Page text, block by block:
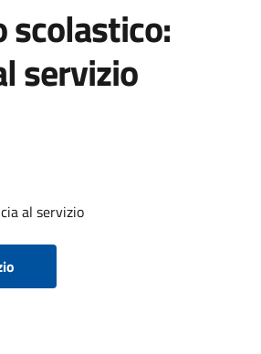
scolastico:
servizio
al servizio